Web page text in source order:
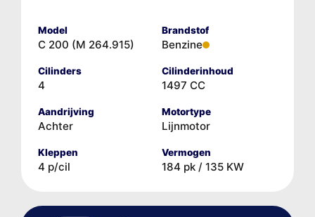
Model
C 200 (M 264.915)
Brandstof
Benzine
Cilinders
4
Cilinderinhoud
1497 CC
Aandrijving
Achter
Motortype
Lijnmotor
Kleppen
4 p/cil
Vermogen
184 pk / 135 KW